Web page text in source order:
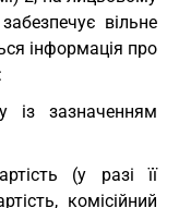
вільне
інформація про
із зазначенням
(у разі її
комісійний